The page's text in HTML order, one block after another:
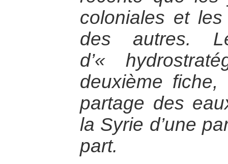
coloniales et
des autres.
d’«
deuxième
partage des
la Syrie d’une
part.